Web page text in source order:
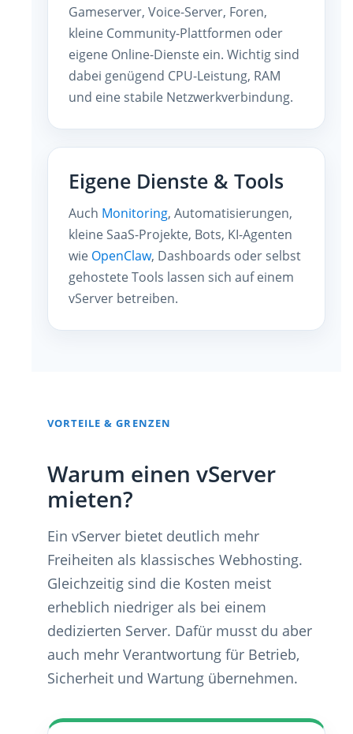
Gameserver, Voice-Server, Foren,
kleine Community-Plattformen oder
eigene Online-Dienste ein. Wichtig sind
dabei genügend CPU-Leistung, RAM
und eine stabile Netzwerkverbindung.
Eigene Dienste & Tools
Auch Monitoring, Automatisierungen,
kleine SaaS-Projekte, Bots, KI-Agenten
wie OpenClaw, Dashboards oder selbst
gehostete Tools lassen sich auf einem
vServer betreiben.
VORTEILE & GRENZEN
Warum einen vServer
mieten?
Ein vServer bietet deutlich mehr
Freiheiten als klassisches Webhosting.
Gleichzeitig sind die Kosten meist
erheblich niedriger als bei einem
dedizierten Server. Dafür musst du aber
auch mehr Verantwortung für Betrieb,
Sicherheit und Wartung übernehmen.